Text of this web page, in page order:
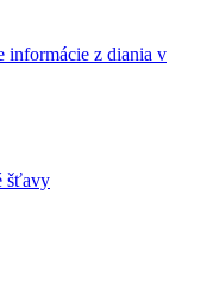
informácie z diania v
šťavy